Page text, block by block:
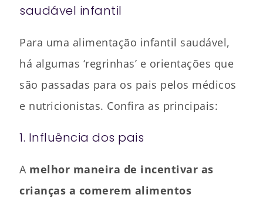
saudável infantil
Para uma alimentação infantil saudável,
há algumas ‘regrinhas’ e orientações que
são passadas para os pais pelos médicos
e nutricionistas. Confira as principais:
1. Influência dos pais
A melhor maneira de incentivar as
crianças a comerem alimentos